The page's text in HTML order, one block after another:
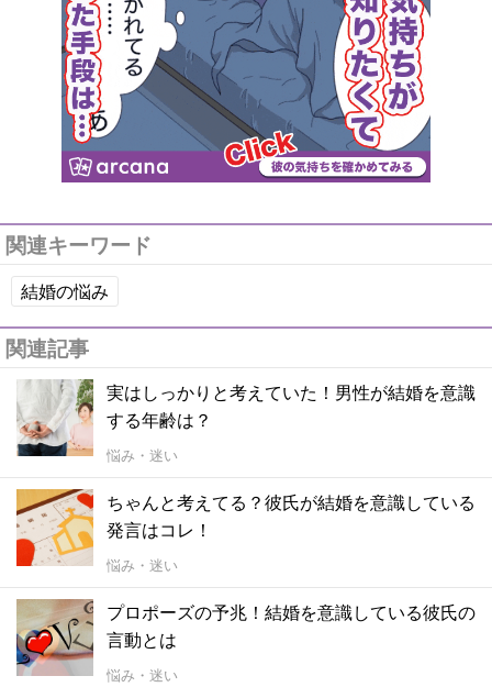
関連キーワード
結婚の悩み
関連記事
実はしっかりと考えていた！男性が結婚を意識
する年齢は？
悩み・迷い
ちゃんと考えてる？彼氏が結婚を意識している
発言はコレ！
悩み・迷い
プロポーズの予兆！結婚を意識している彼氏の
言動とは
悩み・迷い